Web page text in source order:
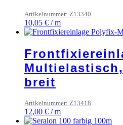
Artikelnummer: Z13340
10,05 € /m
breit
Artikelnummer: Z13418
12,00 € /m